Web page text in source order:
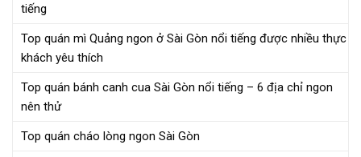
tiếng
Top quán mì Quảng ngon ở Sài Gòn nổi tiếng được nhiều thực
khách yêu thích
Top quán bánh canh cua Sài Gòn nổi tiếng – 6 địa chỉ ngon
nên thử
Top quán cháo lòng ngon Sài Gòn